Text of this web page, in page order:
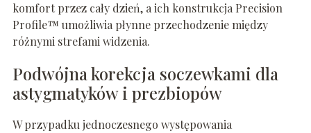
komfort przez cały dzień, a ich konstrukcja Precision
Profile™ umożliwia płynne przechodzenie między
różnymi strefami widzenia.
Podwójna korekcja soczewkami dla
astygmatyków i prezbiopów
W przypadku jednoczesnego występowania